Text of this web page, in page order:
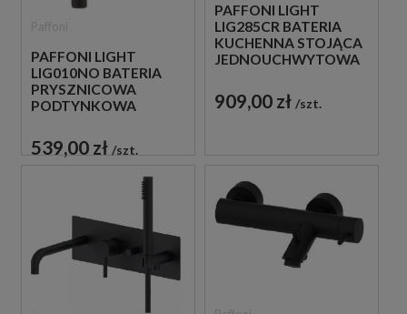
PAFFONI LIGHT
LIG010NO BATERIA
PRYSZNICOWA
PODTYNKOWA
CZARNA
539,00 zł szt.
PAFFONI LIGHT
LIG285CR BATERIA
KUCHENNA STOJĄCA
JEDNOUCHWYTOWA
909,00 zł szt.